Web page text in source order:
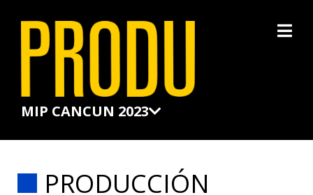
MIP CANCUN 2023
×
PRODUCCIÓN